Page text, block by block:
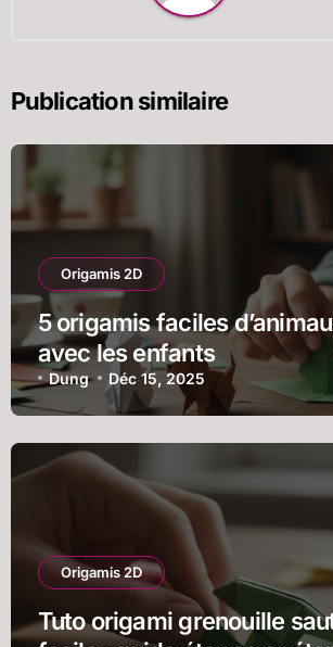
Publication similaire
Origamis 2D
5 origamis faciles
avec les enfants
Dung Déc 15, 2025
Origamis 2D
Tuto origami grenouille